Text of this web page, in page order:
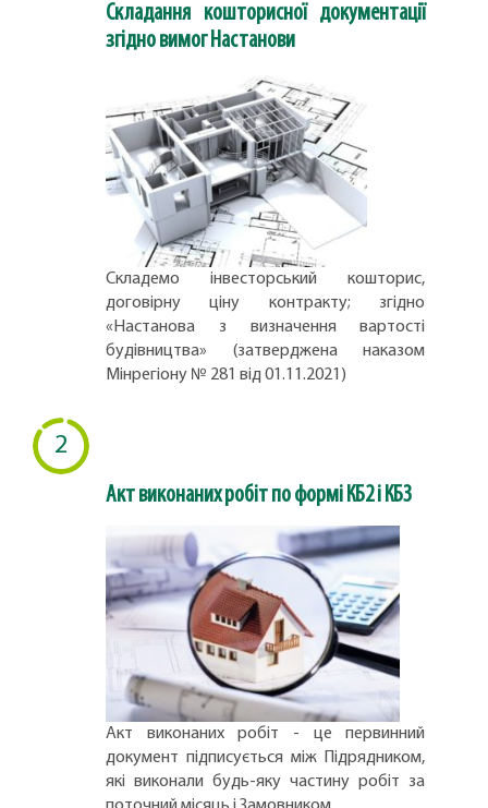
Складання кошторисної документації
згідно вимог Настанови
Складемо інвесторський кошторис,
договірну ціну контракту; згідно
«Настанова з визначення вартості
будівництва» (затверджена наказом
Мінрегіону № 281 від 01.11.2021)
2
Акт виконаних робіт по формі КБ2 і КБ3
Акт виконаних робіт - це первинний
документ підписується між Підрядником,
які виконали будь-яку частину робіт за